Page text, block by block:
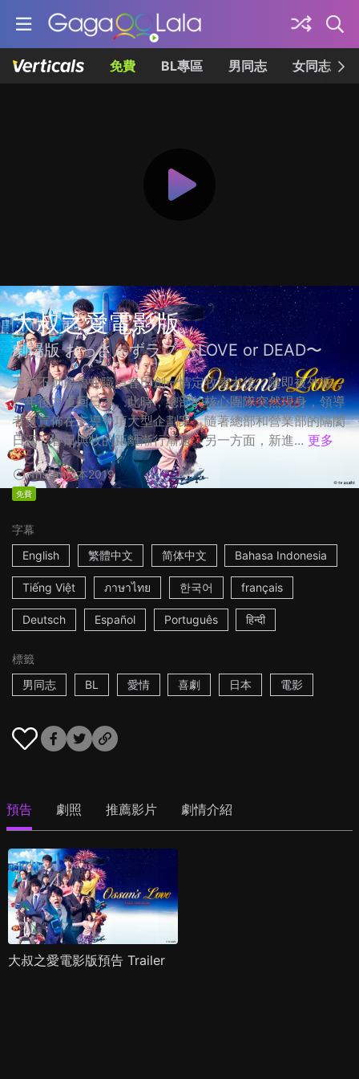
免費 BL專區 男同志 女同志
大叔之愛電影版
劇場版 おっさんずラブ 〜LOVE or DEAD〜
天空不動產魯蛇職員春田創一情定牧凌太後，隨即被外派，
一年後才重回日本。此時，總部的核心團隊突然現身，領導
者更宣佈在主導一項大型企劃案，隨著總部和營業部的隔閡
日深，春田與牧的距離漸行漸遠。另一方面，新進... 更多
1h53m日本2019
免費
字幕
English
繁體中文 简体中文 Bahasa Indonesia
Tiếng Việt ภาษาไทย 한국어 français
Deutsch Español Português हिन्दी
標籤
男同志
BL 愛情 喜劇 日本 電影
預告 劇照 推薦影片 劇情介紹
大叔之愛電影版預告 Trailer